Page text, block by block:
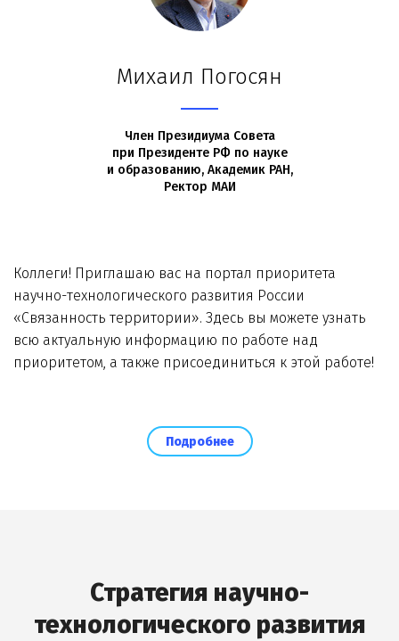
Михаил Погосян
Член Президиума Совета
при Президенте РФ по науке
и образованию, Академик РАН,
Ректор МАИ
Коллеги! Приглашаю вас на портал приоритета
научно-технологического развития России
«Связанность территории». Здесь вы можете узнать
всю актуальную информацию по работе над
приоритетом, а также присоединиться к этой работе!
Подробнее
Стратегия научно-
технологического развития